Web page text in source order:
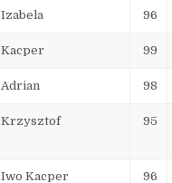
Izabela 96
Kacper 99
Adrian 98
Krzysztof 95
Iwo Kacper 96